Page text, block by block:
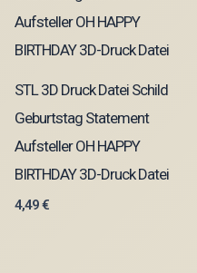
STL 3D Druck Datei Schild
Geburtstag Statement
Aufsteller OH HAPPY
BIRTHDAY 3D-Druck Datei
4,49€